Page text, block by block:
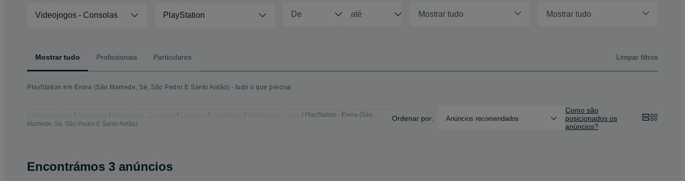
Videojogos - Consolas PlayStation Mostrar tudo Mostrar tudo
Mostrar tudo Profissionais Particulares Limpar filtros
PlayStation em Évora (São Mamede, Sé, São Pedro E Santo Antão) - tudo o que precisa
PlayStation - Évora (São
Mamede, Sé, São Pedro E Santo Antão)
Ordenar por: Anúncios recomendados
Como são
posicionados os
anúncios?
Encontrámos 3 anúncios